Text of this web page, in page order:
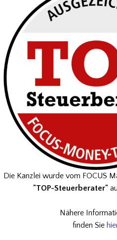
Die Kanzlei wurde vom FOCUS
"TOP-Steuerberater"
Nähere
finden Sie